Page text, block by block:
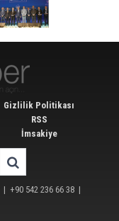
Gizlilik Politikası
RSS
İmsakiye
| +90 542 236 66 38 |